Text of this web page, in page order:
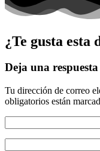
¿Te gusta
Deja una respuesta
Tu dirección de correo
obligatorios están